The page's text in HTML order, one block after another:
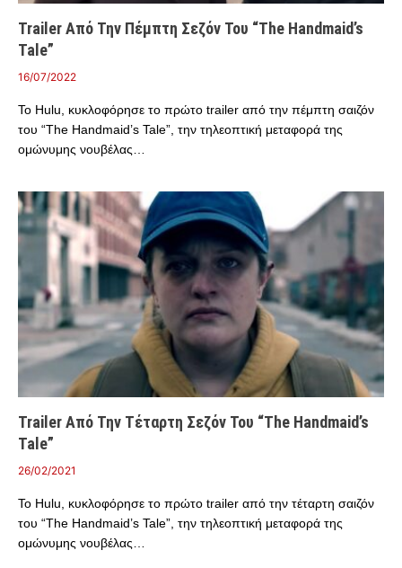
Trailer Από Την Πέμπτη Σεζόν Του “The Handmaid’s
Tale”
16/07/2022
Το Hulu, κυκλοφόρησε το πρώτο trailer από την πέμπτη σαιζόν
του “The Handmaid’s Tale”, την τηλεοπτική μεταφορά της
ομώνυμης νουβέλας…
Trailer Από Την Τέταρτη Σεζόν Του “The Handmaid’s
Tale”
26/02/2021
Το Hulu, κυκλοφόρησε το πρώτο trailer από την τέταρτη σαιζόν
του “The Handmaid’s Tale”, την τηλεοπτική μεταφορά της
ομώνυμης νουβέλας…